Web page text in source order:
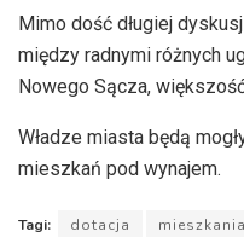
Mimo dość długiej
między radnymi różnych
Nowego Sącza,
Władze miasta będą
mieszkań pod wynajem.
Tagi: dotacja mieszkania